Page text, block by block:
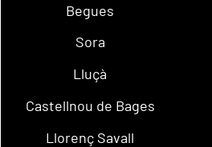
Begues
Sora
Lluçà
Castellnou de Bages
Llorenç Savall